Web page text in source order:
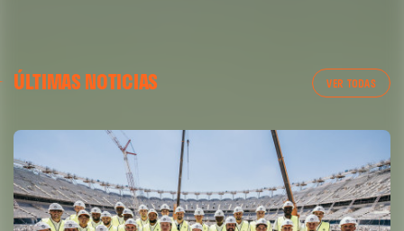
ÚLTIMAS NOTICIAS VER TODAS